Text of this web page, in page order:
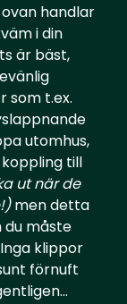
ovan handlar
i din
är bäst,
som t.ex.
utomhus,
till
ut när de
men detta
du måste
Inga klippor
förnuft